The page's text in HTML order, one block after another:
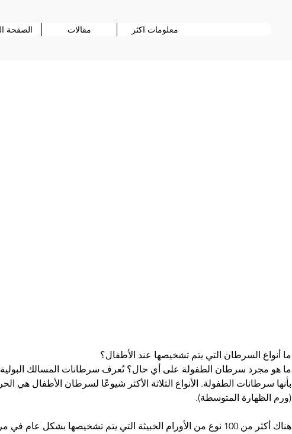
الصفحة مقالات معلومات اكثر
ما أنواع السرطان التي يتم تشخيصها عند الأطفال؟
ما هو مجرد سرطان الطفولة على أي حال؟ تُعرف سرطانات المسالك البولية
بأنها سرطانات الطفولة. الأنواع الثلاثة الأكثر شيوعًا لسرطان الأطفال هي
(ورم الظهارة المتوسطة).
هناك أكثر من 100 نوع من الأورام الخبيثة التي يتم تشخيصها بشكل